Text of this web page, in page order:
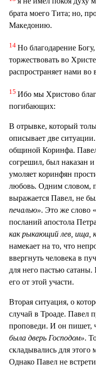
брата моего Тита; но,
Македонию.
14 Но благодарение
торжествовать во
распространяет нами во
15 Ибо мы Христово
погибающих:
В отрывке, который
описывает две
общиной Коринфа.
согрешил, был наказан
умоляет коринфян
любовь. Одним словом,
выражается Павел, не
печалью». Это же слово
посланий апостола
как рыкающий лев, ища,
намекает на то, что
ввергнуть человека в
для него пастью
его от этой участи.
Вторая ситуация, о
случай в Троаде. Павел
проповеди. И он пишет,
была дверь Господом».
складывались для этого
Однако Павел не